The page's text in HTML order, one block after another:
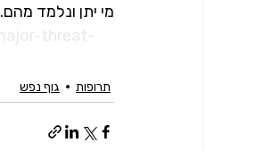
מי יתן ונלמד מהם.
תרופות גוף נפש